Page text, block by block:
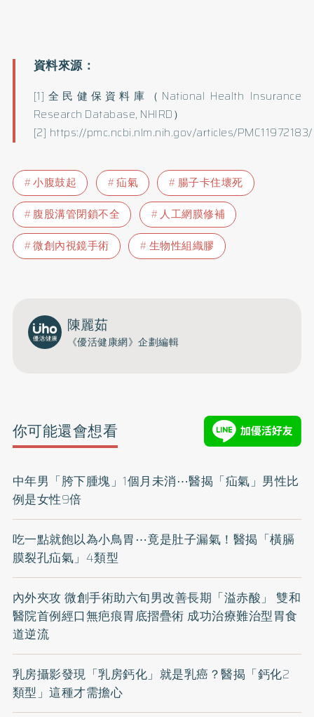
[1]全民健保資料庫（National Health Insurance
Research Database, NHIRD）
[2] https://pmc.ncbi.nlm.nih.gov/articles/PMC11972183/
小腹鼓起 疝氣
腸子卡住壞死
腹股溝管閉鎖不全
人工網膜修補
微創內視鏡手術
生物性組織膠
陳麗茹
《優活健康網》企劃編輯
你可能還會想看
中年男「胯下腫塊」1個月未消⋯醫揭「疝氣」男性比
例是女性9倍
吃一點就飽以為小鳥胃⋯竟是肚子漏氣！醫揭「橫膈
膜裂孔疝氣」4類型
內外夾攻 微創手術助六旬男改善長期「溢赤酸」 雙和
醫院首例經口無疤痕胃底摺疊術 成功治療難治型胃食
道逆流
乳房攝影發現「乳房鈣化」就是乳癌？醫揭「鈣化2
類型」這種才需擔心